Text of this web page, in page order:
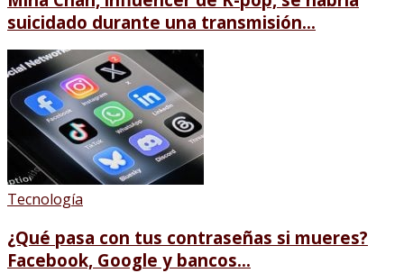
suicidado durante una transmisión...
Tecnología
¿Qué pasa con tus contraseñas si mueres?
Facebook, Google y bancos...